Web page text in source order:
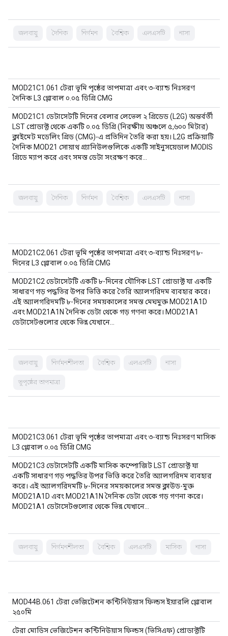
জলবায়ু দৈনিক নির্গমন বৈশ্বিক এলএসটি নাসা
MOD21C1.061 টেরা ভূমি পৃষ্ঠের তাপমাত্রা এবং ৩-ব্যান্ড নিঃসরণ
দৈনিক L3 গ্লোবাল ০.০৫ ডিগ্রি CMG
MOD21C1 ডেটাসেটটি দিনের বেলার লেভেল ২ গ্রিডেড (L2G) অন্তর্বর্তী
LST প্রোডাক্ট থেকে একটি ০.০৫ ডিগ্রি (নিরক্ষীয় অঞ্চলে ৫,৬০০ মিটার)
ক্লাইমেট মডেলিং গ্রিড (CMG)-এ প্রতিদিন তৈরি করা হয়। L2G প্রক্রিয়াটি
দৈনিক MOD21 সোয়াথ গ্র্যানিউলগুলিকে একটি সাইনুসয়েডাল MODIS
গ্রিডে ম্যাপ করে এবং সমস্ত ডেটা সংরক্ষণ করে…
জলবায়ু দৈনিক নির্গমন বৈশ্বিক এলএসটি নাসা
MOD21C2.061 টেরা ভূমি পৃষ্ঠের তাপমাত্রা এবং ৩-ব্যান্ড নিঃসরণ ৮-
দিনের L3 গ্লোবাল ০.০৫ ডিগ্রি CMG
MOD21C2 ডেটাসেটটি একটি ৮-দিনের যৌগিক LST প্রোডাক্ট যা একটি
সাধারণ গড় পদ্ধতির উপর ভিত্তি করে তৈরি অ্যালগরিদম ব্যবহার করে।
এই অ্যালগরিদমটি ৮-দিনের সময়কালের সমস্ত মেঘমুক্ত MOD21A1D
এবং MOD21A1N দৈনিক ডেটা থেকে গড় গণনা করে। MOD21A1
ডেটাসেটগুলোর থেকে ভিন্ন যেখানে…
জলবায়ু নির্গমনশীলতা বৈশ্বিক এলএসটি নাসা
ভূপৃষ্ঠের তাপমাত্রা
MOD21C3.061 টেরা ভূমি পৃষ্ঠের তাপমাত্রা এবং ৩-ব্যান্ড নিঃসরণ মাসিক
L3 গ্লোবাল ০.০৫ ডিগ্রি CMG
MOD21C3 ডেটাসেটটি একটি মাসিক কম্পোজিট LST প্রোডাক্ট যা
একটি সাধারণ গড় পদ্ধতির উপর ভিত্তি করে তৈরি অ্যালগরিদম ব্যবহার
করে। এই অ্যালগরিদমটি ৮-দিনের সময়কালের সমস্ত ক্লাউড-মুক্ত
MOD21A1D এবং MOD21A1N দৈনিক ডেটা থেকে গড় গণনা করে।
MOD21A1 ডেটাসেটগুলোর থেকে ভিন্ন যেখানে…
জলবায়ু নির্গমনশীলতা বৈশ্বিক এলএসটি মাসিক নাসা
MOD44B.061 টেরা ভেজিটেশন কন্টিনিউয়াস ফিল্ডস ইয়ারলি গ্লোবাল
২৫০মি
টেরা মোডিস ভেজিটেশন কন্টিনিউয়াস ফিল্ডস (ভিসিএফ) প্রোডাক্টটি